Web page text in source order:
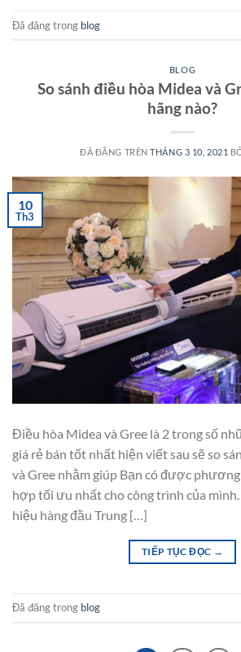
Đã đăng trong blog
BLOG
So sánh điều hòa Midea và
hãng nào?
ĐÃ ĐĂNG TRÊNTHÁNG 3 10, 2021
10
Th3
Điều hòa Midea và Gree là 2 trong số
giá rẻ bán tốt nhất hiện viết sau sẽ so
và Gree nhằm giúp Bạn có được
hợp tối ưu nhất cho công trình của
hiệu hàng đầu Trung […]
TIẾP TỤC ĐỌC →
Đã đăng trong blog